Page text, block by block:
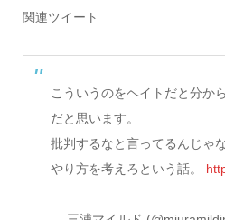
関連ツイート
こういうのをヘイトだと分か
だと思います。
批判するなと言ってるんじゃな
やり方を考えろという話。